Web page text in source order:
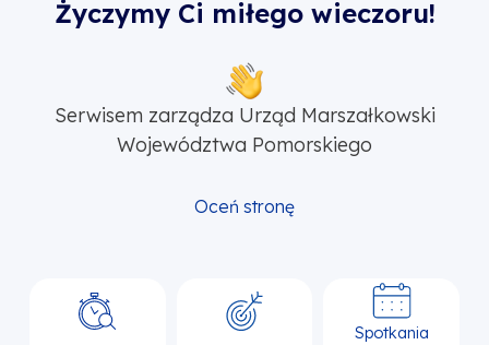
Życzymy Ci miłego wieczoru!
Serwisem zarządza Urząd Marszałkowski
Województwa Pomorskiego
Oceń stronę
Spotkania